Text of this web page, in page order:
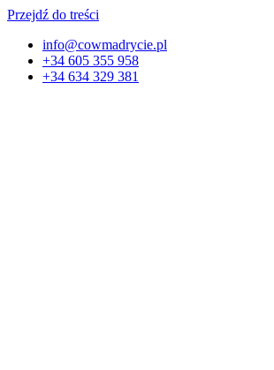
Przejdź do treści
info@cowmadrycie.pl
+34 605 355 958
+34 634 329 381​